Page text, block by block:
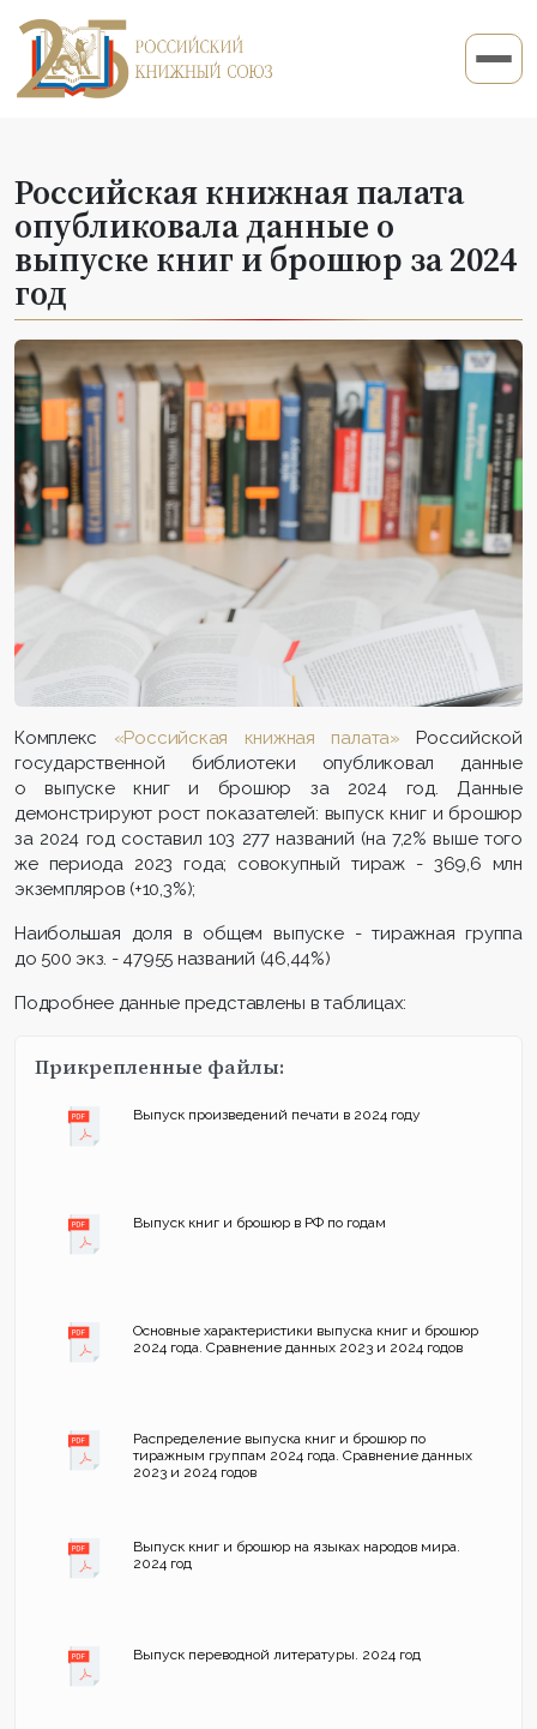
Российская книжная палата
опубликовала данные о
выпуске книг и брошюр за 2024
год
Комплекс «Российская книжная палата» Российской
государственной библиотеки опубликовал данные
о выпуске книг и брошюр за 2024 год. Данные
демонстрируют рост показателей: выпуск книг и брошюр
за 2024 год составил 103 277 названий (на 7,2% выше того
же периода 2023 года; совокупный тираж - 369,6 млн
экземпляров (+10,3%);
Наибольшая доля в общем выпуске - тиражная группа
до 500 экз. - 47955 названий (46,44%)
Подробнее данные представлены в таблицах:
Прикрепленные файлы:
Выпуск произведений печати в 2024 году
Выпуск книг и брошюр в РФ по годам
Основные характеристики выпуска книг и брошюр
2024 года. Сравнение данных 2023 и 2024 годов
Распределение выпуска книг и брошюр по
тиражным группам 2024 года. Сравнение данных
2023 и 2024 годов
Выпуск книг и брошюр на языках народов мира.
2024 год
Выпуск переводной литературы. 2024 год